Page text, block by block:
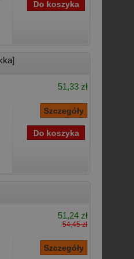
51,33 zł
51,24 zł
54,45 zł